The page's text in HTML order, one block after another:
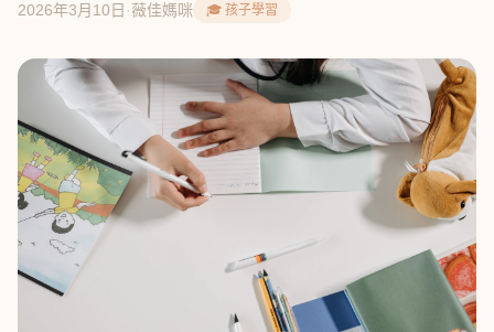
2026年3月10日 ·薇佳媽咪 🎓 孩子學習